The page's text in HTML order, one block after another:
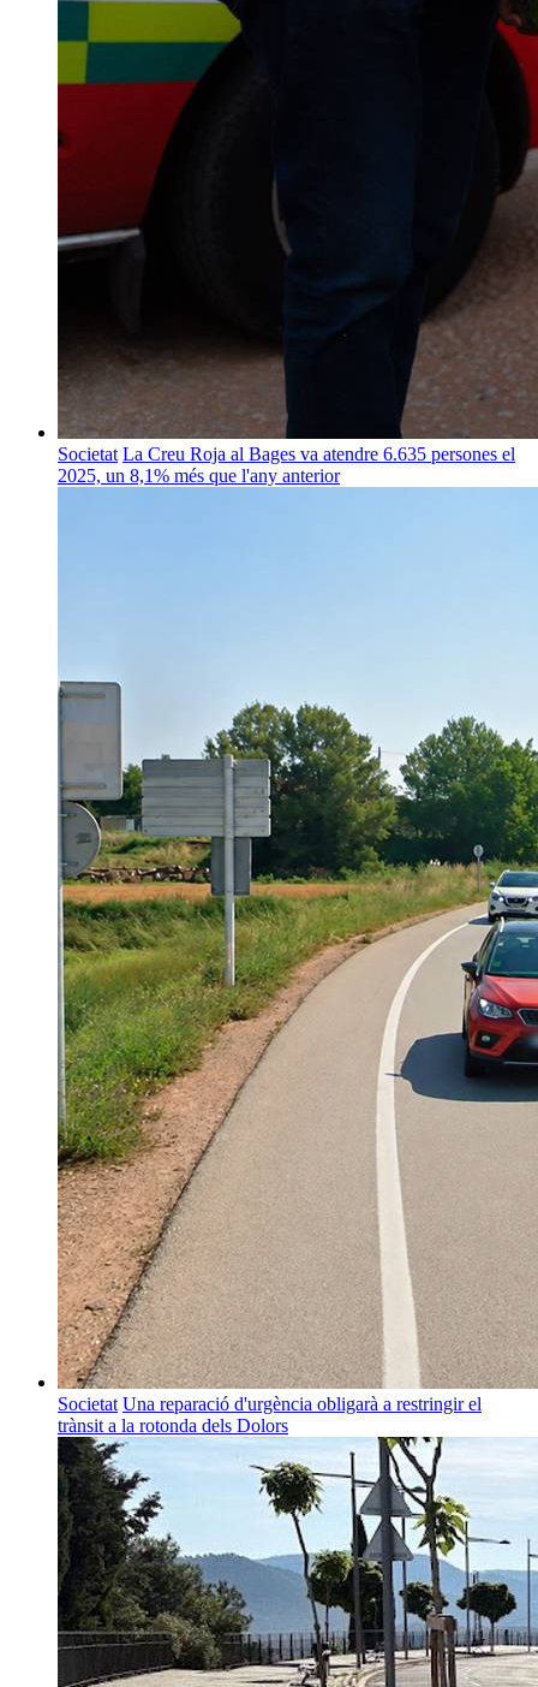
Societat La Creu Roja al Bages va atendre 6.635 persones el
2025, un 8,1% més que l'any anterior
Societat Una reparació d'urgència obligarà a restringir el
trànsit a la rotonda dels Dolors